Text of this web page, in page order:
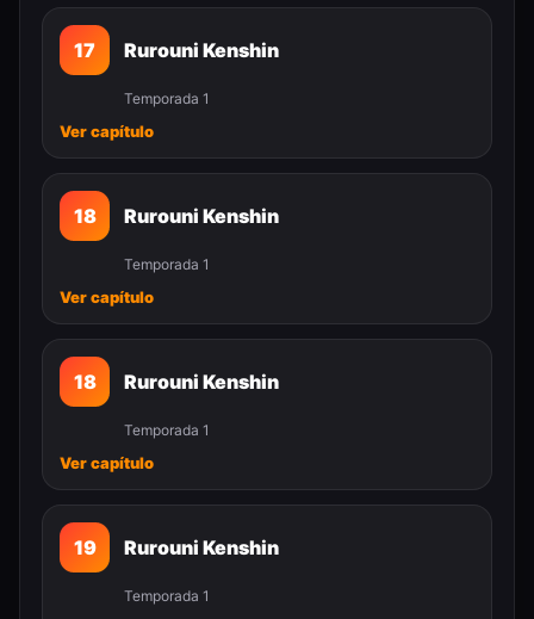
17 Rurouni Kenshin
Temporada 1
Ver capítulo
18 Rurouni Kenshin
Temporada 1
Ver capítulo
18 Rurouni Kenshin
Temporada 1
Ver capítulo
19 Rurouni Kenshin
Temporada 1